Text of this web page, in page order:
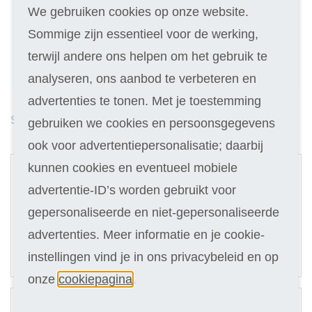
Geen inschrijfgeld (elders € 30,-)
14 dagen vrijblijvend proberen
Geld terug als je niet slaagt
Studieduur: 9 maanden
Cursus
769
Selecteer
(keuze in stap 3)
We gebruiken cookies op onze website.
Sommige zijn essentieel voor de werking,
terwijl andere ons helpen om het gebruik te
analyseren, ons aanbod te verbeteren en
advertenties te tonen. Met je toestemming
gebruiken we cookies en persoonsgegevens
ook voor advertentiepersonalisatie; daarbij
kunnen cookies en eventueel mobiele
advertentie-ID’s worden gebruikt voor
gepersonaliseerde en niet-gepersonaliseerde
advertenties. Meer informatie en je cookie-
instellingen vind je in ons privacybeleid en op
onze cookiepagina.